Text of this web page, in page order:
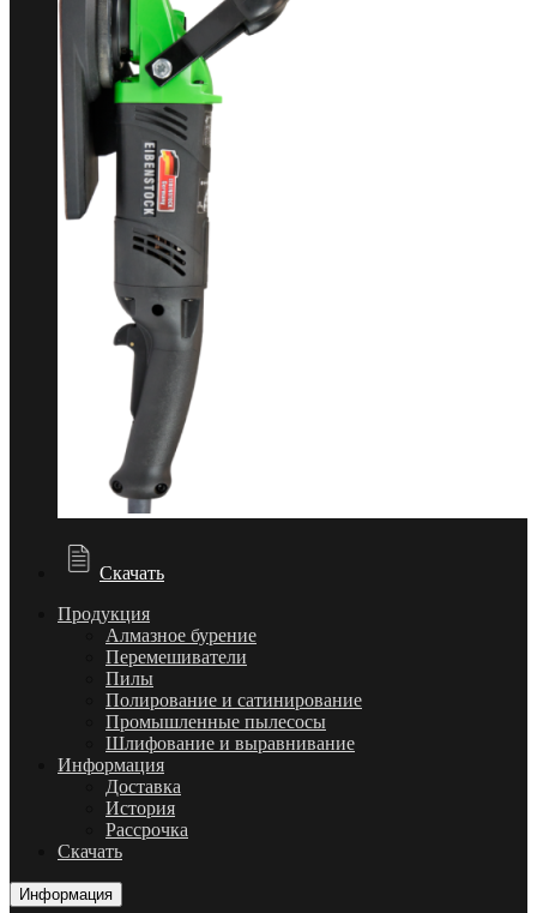
Скачать
Продукция
Алмазное бурение
Перемешиватели
Пилы
Полирование и сатинирование
Промышленные пылесосы
Шлифование и выравнивание
Информация
Доставка
История
Рассрочка
Скачать
Информация